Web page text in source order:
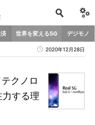
世界を変える5G デジモノ
2020年12月28日
クノロ
力する理